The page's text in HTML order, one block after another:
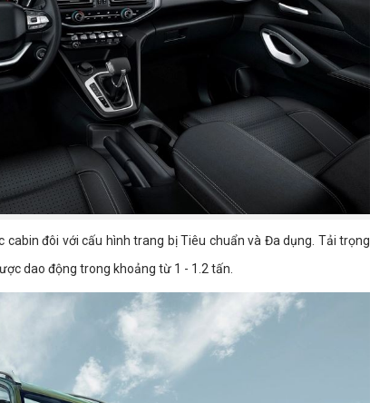
cabin đôi với cấu hình trang bị Tiêu chuẩn và Đa dụng. Tải trọng
dao động trong khoảng từ 1 - 1.2 tấn.